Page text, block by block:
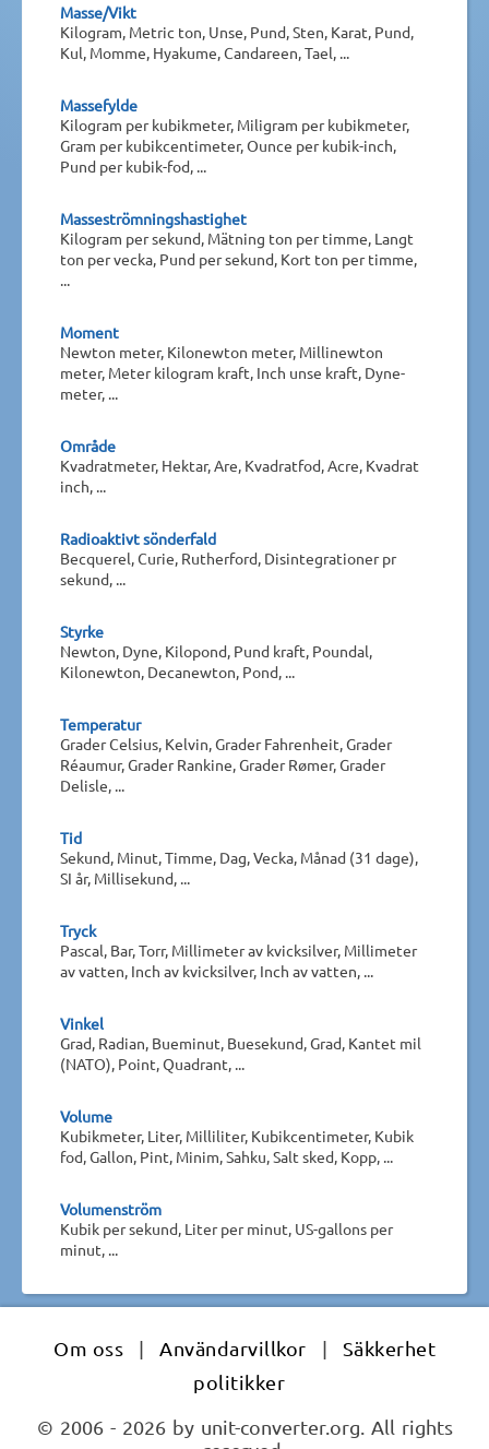
Masse/Vikt
Kilogram, Metric ton, Unse, Pund, Sten, Karat, Pund,
Kul, Momme, Hyakume, Candareen, Tael, ...
Massefylde
Kilogram per kubikmeter, Miligram per kubikmeter,
Gram per kubikcentimeter, Ounce per kubik-inch,
Pund per kubik-fod, ...
Masseströmningshastighet
Kilogram per sekund, Mätning ton per timme, Langt
ton per vecka, Pund per sekund, Kort ton per timme,
...
Moment
Newton meter, Kilonewton meter, Millinewton
meter, Meter kilogram kraft, Inch unse kraft, Dyne-
meter, ...
Område
Kvadratmeter, Hektar, Are, Kvadratfod, Acre, Kvadrat
inch, ...
Radioaktivt sönderfald
Becquerel, Curie, Rutherford, Disintegrationer pr
sekund, ...
Styrke
Newton, Dyne, Kilopond, Pund kraft, Poundal,
Kilonewton, Decanewton, Pond, ...
Temperatur
Grader Celsius, Kelvin, Grader Fahrenheit, Grader
Réaumur, Grader Rankine, Grader Rømer, Grader
Delisle, ...
Tid
Sekund, Minut, Timme, Dag, Vecka, Månad (31 dage),
SI år, Millisekund, ...
Tryck
Pascal, Bar, Torr, Millimeter av kvicksilver, Millimeter
av vatten, Inch av kvicksilver, Inch av vatten, ...
Vinkel
Grad, Radian, Bueminut, Buesekund, Grad, Kantet mil
(NATO), Point, Quadrant, ...
Volume
Kubikmeter, Liter, Milliliter, Kubikcentimeter, Kubik
fod, Gallon, Pint, Minim, Sahku, Salt sked, Kopp, ...
Volumenström
Kubik per sekund, Liter per minut, US-gallons per
minut, ...
Om oss | Användarvillkor |
Säkkerhet
politikker
© 2006 - 2026 by unit-converter.org. All rights